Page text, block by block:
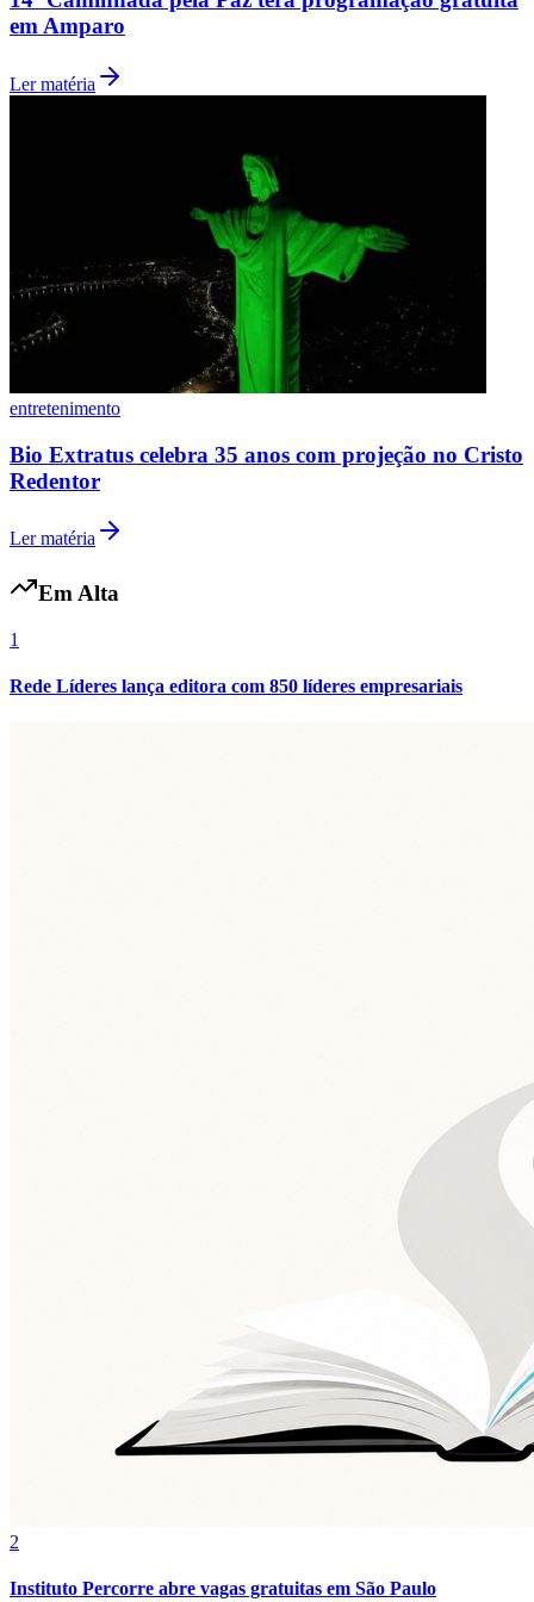
em Amparo
Ler matéria
entretenimento
Bio Extratus celebra 35 anos com projeção no Cristo
Redentor
Ler matéria
Em Alta
1
Rede Líderes lança editora com 850 líderes empresariais
2
Instituto Percorre abre vagas gratuitas em São Paulo